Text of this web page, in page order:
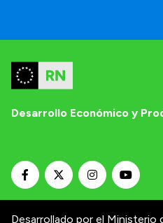
Desarrollo Económico y
Desarrollado por el Ministerio